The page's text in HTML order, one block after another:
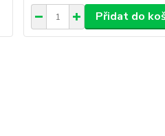
Přidat do